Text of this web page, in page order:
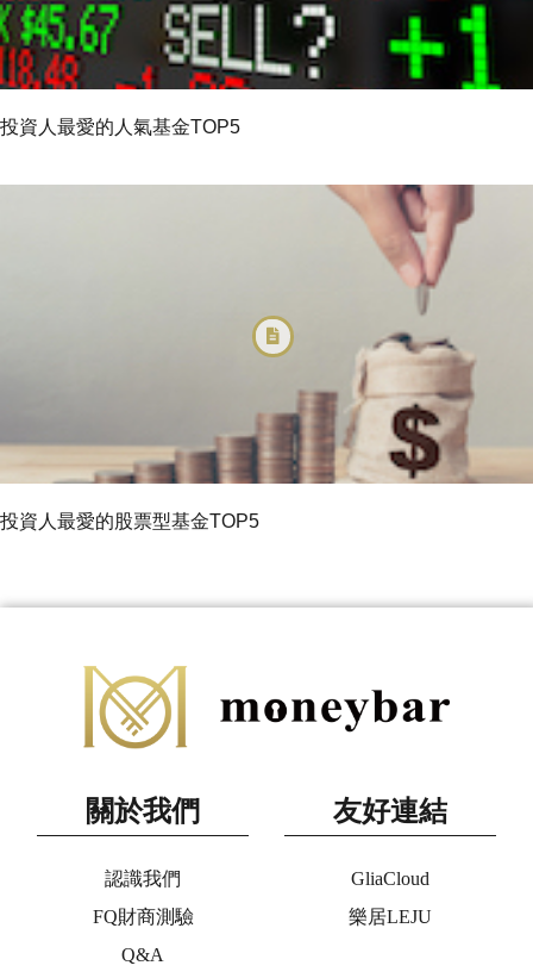
投資人最愛的人氣基金TOP5
投資人最愛的股票型基金TOP5
關於我們
認識我們
FQ財商測驗
Q&A
友好連結
GliaCloud
樂居LEJU